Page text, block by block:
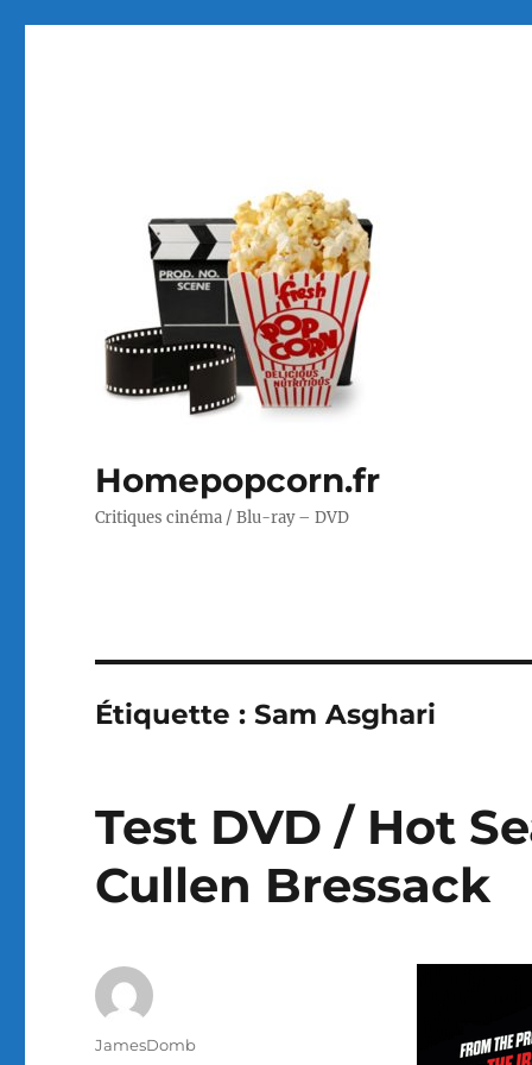
Homepopcorn.fr
Critiques cinéma / Blu-ray – DVD
Étiquette :Sam Asghari
Test DVD / Hot
Cullen Bressack
Auteur
JamesDomb